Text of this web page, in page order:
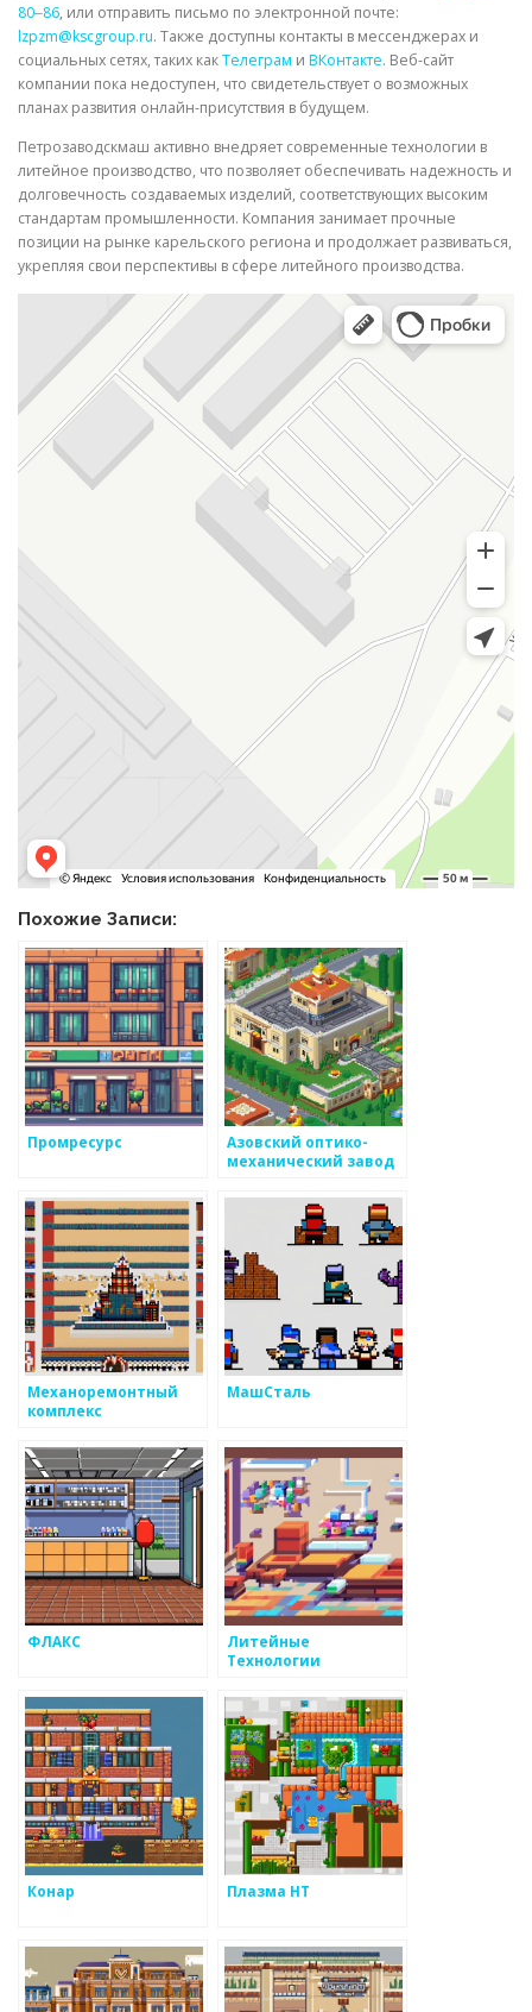
80‒86, или отправить письмо по электронной почте:
lzpzm@kscgroup.ru. Также доступны контакты в мессенджерах и
социальных сетях, таких какТелеграм и ВКонтакте. Веб-сайт
компании пока недоступен, что свидетельствует о возможных
планах развития онлайн-присутствия в будущем.
Петрозаводскмаш активно внедряет современные технологии в
литейное производство, что позволяет обеспечивать надежность и
долговечность создаваемых изделий, соответствующих высоким
стандартам промышленности. Компания занимает прочные
позиции на рынке карельского региона и продолжает развиваться,
укрепляя свои перспективы в сфере литейного производства.
Похожие Записи:
Промресурс
Азовский оптико-
механический завод
Механоремонтный
комплекс
МашСталь
ФЛАКС
Литейные
Технологии
Конар Плазма НТ